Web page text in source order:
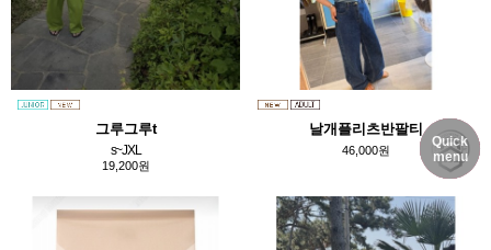
그루그루t
s~JXL
19,200원
날개플리츠반팔티
46,000원 NOTICE
MY PAGE
DELIVERY
Quick
menu